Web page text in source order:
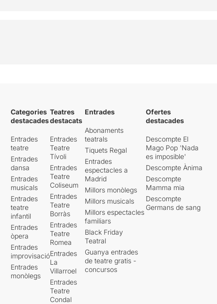
Categories
destacades
Entrades
teatre
Entrades
dansa
Entrades
musicals
Entrades
teatre
infantil
Entrades
òpera
Entrades
improvisació
Entrades
monòlegs
Teatres
destacats
Entrades
Teatre
Tívoli
Entrades
Teatre
Coliseum
Entrades
Teatre
Borràs
Entrades
Teatre
Romea
Entrades
La
Villarroel
Entrades
Teatre
Condal
Entrades
Abonaments
teatrals
Tiquets Regal
Entrades
espectacles a
Madrid
Millors monòlegs
Millors musicals
Millors espectacles
familiars
Black Friday
Teatral
Guanya entrades
de teatre gratis -
concursos
Ofertes
destacades
Descompte El
Mago Pop 'Nada
es imposible'
Descompte Ànima
Descompte
Mamma mia
Descompte
Germans de sang